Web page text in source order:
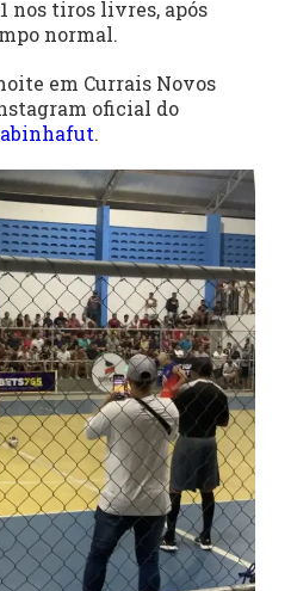
nos tiros livres, após
normal.
em Currais Novos
oficial do
.